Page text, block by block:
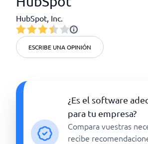
HubSpot, Inc.
ESCRIBE UNA OPINIÓN
¿Es el software
para tu empresa?
Compara vuestras
recibe